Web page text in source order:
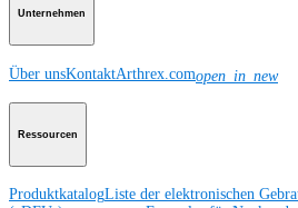
Unternehmen
Über unsKontaktArthrex.comopen_in_new
Ressourcen
ProduktkatalogListe der elektronischen